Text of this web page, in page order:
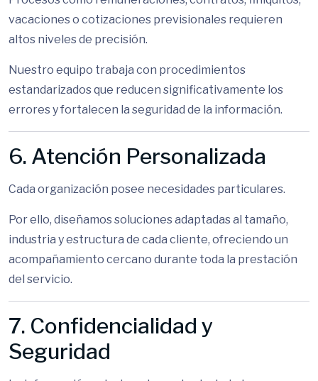
vacaciones o cotizaciones previsionales requieren
altos niveles de precisión.
Nuestro equipo trabaja con procedimientos
estandarizados que reducen significativamente los
errores y fortalecen la seguridad de la información.
6. Atención Personalizada
Cada organización posee necesidades particulares.
Por ello, diseñamos soluciones adaptadas al tamaño,
industria y estructura de cada cliente, ofreciendo un
acompañamiento cercano durante toda la prestación
del servicio.
7. Confidencialidad y
Seguridad